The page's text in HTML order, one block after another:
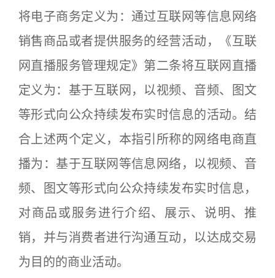
将电子商务定义为：通过互联网等信息网络
销售商品或者提供服务的经营活动，《互联
网直播服务管理规定》第二条将互联网直播
定义为：基于互联网，以视频、音频、图文
等形式向公众持续发布实时信息的活动。结
合上述两个定义，本指引所称的网络电商直
播为：基于互联网等信息网络，以视频、音
频、图文等形式向公众持续发布实时信息，
对商品或服务进行介绍、展示、说明、推
销，并与消费者进行沟通互动，以达成交易
为目的的商业活动。